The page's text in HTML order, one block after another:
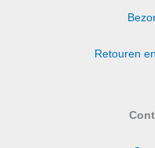
Retouren